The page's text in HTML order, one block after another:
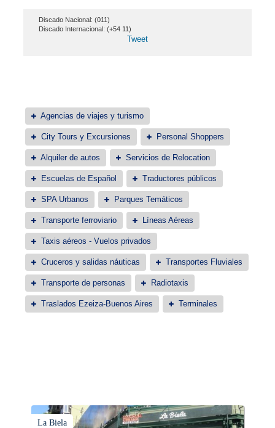
Discado Nacional: (011)
Discado Internacional: (+54 11)
Tweet
Agencias de viajes y turismo
City Tours y Excursiones Personal Shoppers
Alquiler de autos Servicios de Relocation
Escuelas de Español Traductores públicos
SPA Urbanos Parques Temáticos
Transporte ferroviario Líneas Aéreas
Taxis aéreos - Vuelos privados
Cruceros y salidas náuticas Transportes Fluviales
Transporte de personas Radiotaxis
Traslados Ezeiza-Buenos Aires Terminales
La Biela